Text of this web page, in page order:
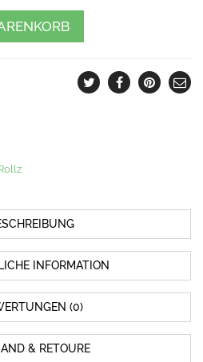
INFORMATION
(0)
& RETOURE